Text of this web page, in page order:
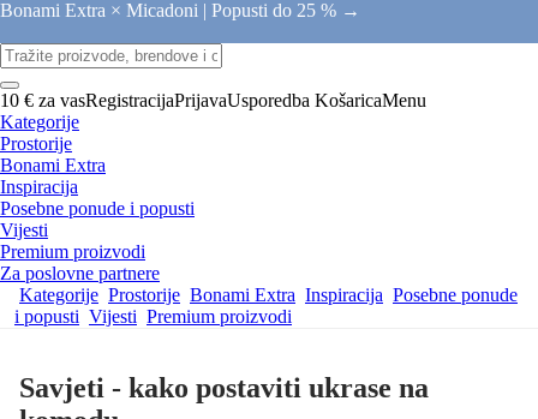
Bonami Extra × Micadoni | Popusti do 25 % →
10 € za vasRegistracijaPrijavaUsporedba KošaricaMenu
Kategorije
Prostorije
Bonami Extra
Inspiracija
Posebne ponude i popusti
Vijesti
Premium proizvodi
Za poslovne partnere
Kategorije Prostorije Bonami Extra Inspiracija Posebne ponude
i popusti Vijesti Premium proizvodi
Savjeti - kako postaviti ukrase na